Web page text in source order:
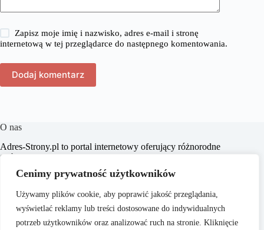
Cenimy prywatność użytkowników
Używamy plików cookie, aby poprawić jakość przeglądania,
wyświetlać reklamy lub treści dostosowane do indywidualnych
potrzeb użytkowników oraz analizować ruch na stronie. Kliknięcie
Zapisz moje imię i nazwisko, adres e-mail i stronę
internetową w tej przeglądarce do następnego komentowania.
Dodaj komentarz
O nas
​Adres-Strony.pl to portal internetowy oferujący różnorodne
treści z dziedzin takich jak dom, biznes, moda, lifestyle,
zakupy, zdrowie, edukacja, prawo, sport i świat. Naszym
celem jest dostarczanie czytelnikom aktualnych i
praktycznych informacji, które wspierają ich w codziennych
wyborach i inspirują do działania.